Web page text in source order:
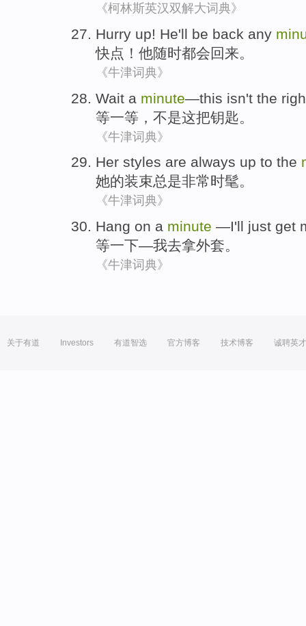
《柯林斯英汉双解大词典》
Hurry up! He'll be back any
快点 ！ 他随时都会回来。
《牛津词典》
Wait a minute—this isn't the
等一等， 不是这把钥匙 。
《牛津词典》
Her styles are always up to the
她的装束总是非常时髦。
《牛津词典》
Hang on a minute —I'll just get
等一下—我去拿外套。
《牛津词典》
关于有道 Investors 有道智选 官方博客 技术博客 诚聘英才